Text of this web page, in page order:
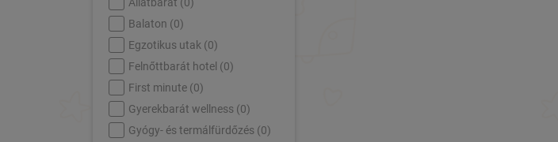
Balaton (0)
Egzotikus utak (0)
Felnőttbarát hotel (0)
First minute (0)
Gyerekbarát wellness (0)
Gyógy- és termálfürdőzés (0)